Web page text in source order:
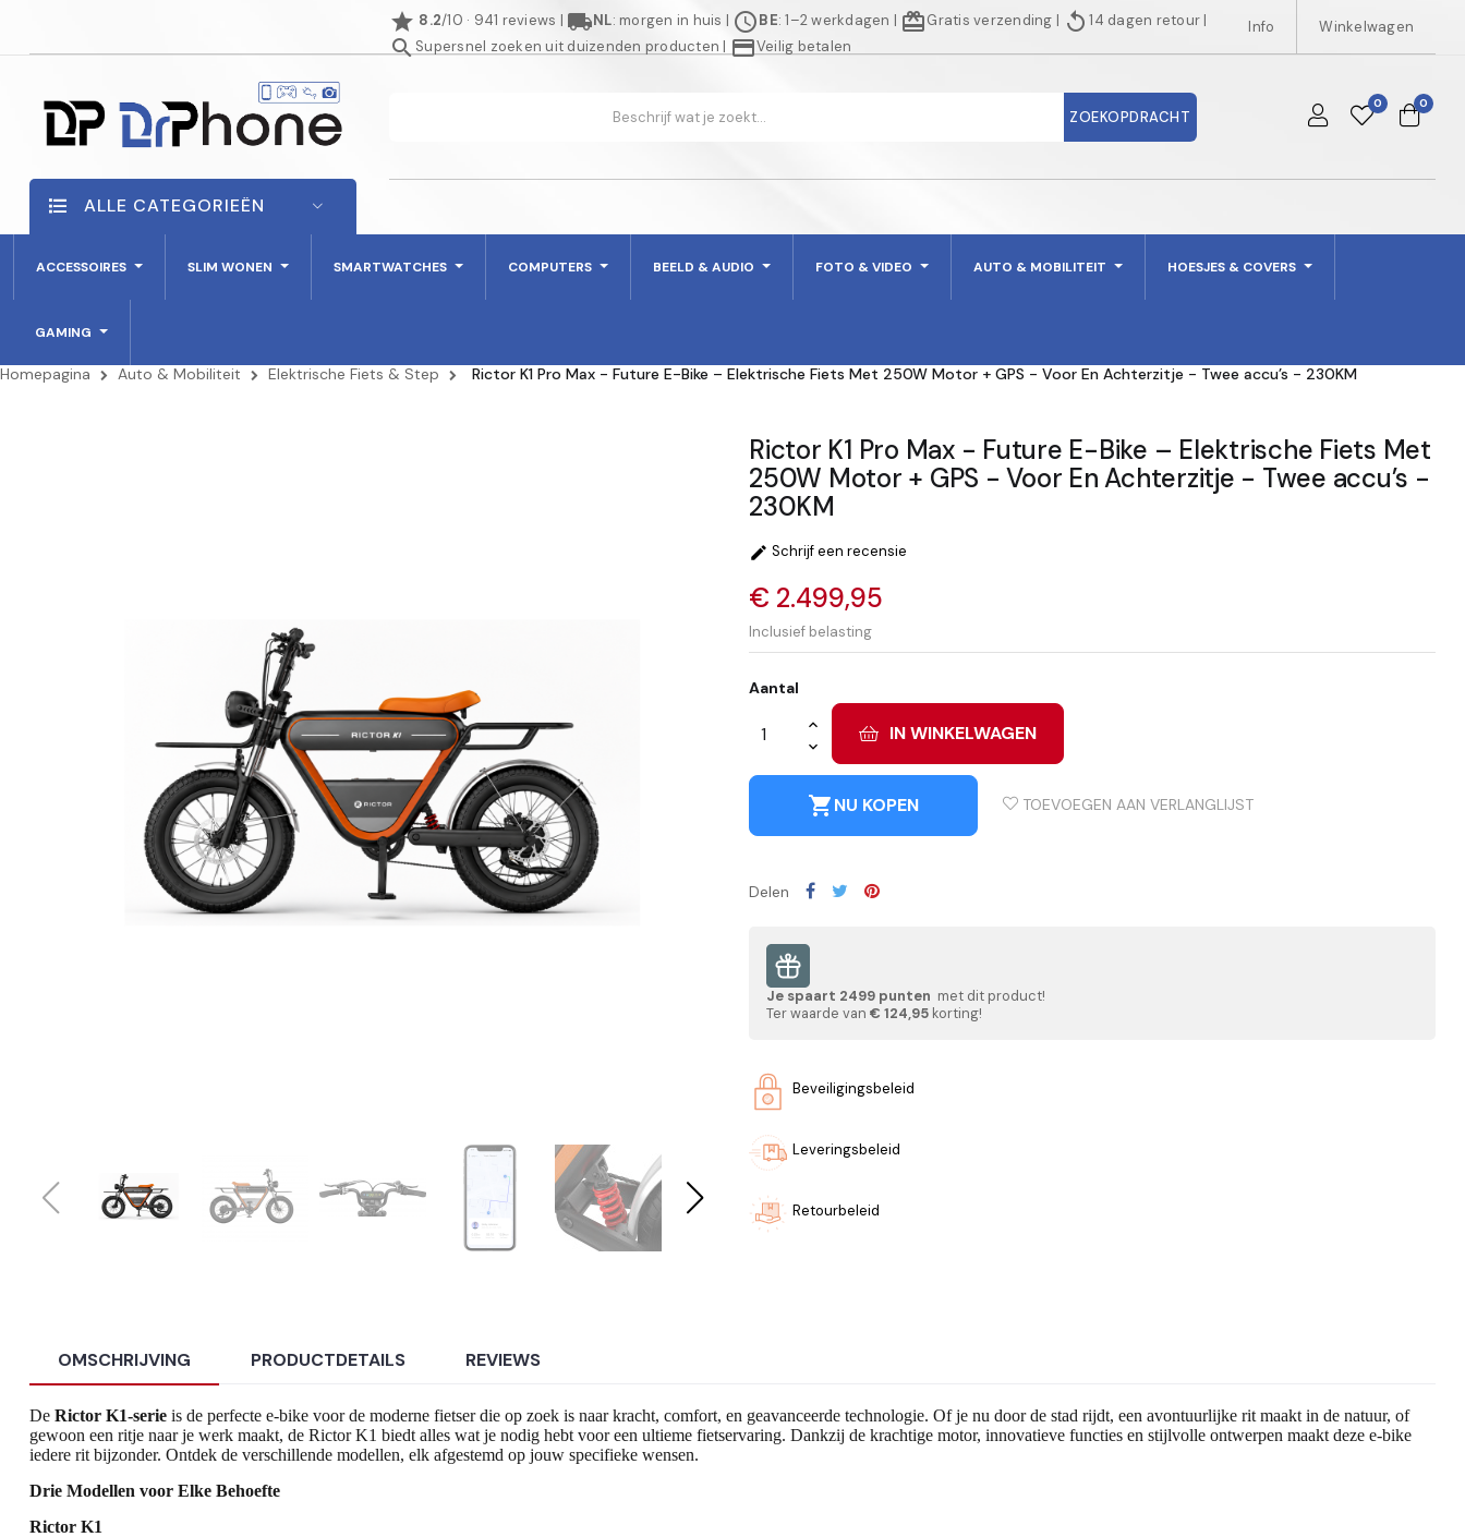
star 8.2/10 · 941 reviews | local_shippingNL: morgen in huis | scheduleBE: 1–2 werkdagen | redeemGratis verzending | replay14 dagen retour |
searchSupersnel zoeken uit duizenden producten | credit_cardVeilig betalen
Info Winkelwagen
ZOEKOPDRACHT
0 0
ALLE CATEGORIEËN
ACCESSOIRES SLIM WONEN SMARTWATCHES COMPUTERS BEELD & AUDIO FOTO & VIDEO AUTO & MOBILITEIT HOESJES & COVERS
GAMING
Homepagina Auto & Mobiliteit Elektrische Fiets & Step Rictor K1 Pro Max - Future E-Bike – Elektrische Fiets Met 250W Motor + GPS - Voor En Achterzitje - Twee accu’s - 230KM
Rictor K1 Pro Max - Future E-Bike – Elektrische Fiets Met
250W Motor + GPS - Voor En Achterzitje - Twee accu’s -
230KM
 Schrijf een recensie
€ 2.499,95
Inclusief belasting
Aantal
IN WINKELWAGEN
shopping_cartNU KOPEN TOEVOEGEN AAN VERLANGLIJST
Delen
Je spaart 2499 punten met dit product!
Ter waarde van € 124,95 korting!
Beveiligingsbeleid
Leveringsbeleid
Retourbeleid
OMSCHRIJVING PRODUCTDETAILS REVIEWS
De Rictor K1-serie is de perfecte e-bike voor de moderne fietser die op zoek is naar kracht, comfort, en geavanceerde technologie. Of je nu door de stad rijdt, een avontuurlijke rit maakt in de natuur, of
gewoon een ritje naar je werk maakt, de Rictor K1 biedt alles wat je nodig hebt voor een ultieme fietservaring. Dankzij de krachtige motor, innovatieve functies en stijlvolle ontwerpen maakt deze e-bike
iedere rit bijzonder. Ontdek de verschillende modellen, elk afgestemd op jouw specifieke wensen.
Drie Modellen voor Elke Behoefte
Rictor K1